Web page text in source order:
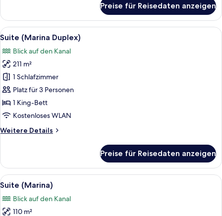
Suite
(The
Marina)
Preise für Reisedaten anzeigen
Alle
Fotos
für
Suite
(Marina
Duplex)
anzeigen
Ein großzügiger Wohnbereich mit
18
Suite (Marina Duplex)
Blick auf den Kanal
211 m²
1 Schlafzimmer
Platz für 3 Personen
1 King-Bett
Kostenloses WLAN
Weitere Details
Weitere
(Marina
Duplex)
Preise für Reisedaten anzeigen
Alle
Fotos
für
Suite
Ein modernes Hotelzimmer mit
11
Suite (Marina)
Blick auf den Kanal
110 m²